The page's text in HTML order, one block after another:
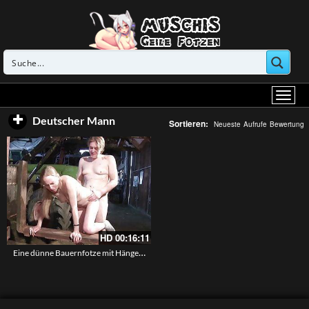
Deutscher Mann Sortieren: Neueste Aufrufe Bewertung
HD00:16:11
Eine dünne Bauernfotze mit Hängetitten in der Halle gefickt – Der reife Bauer bumst die schlanke Doggystyle